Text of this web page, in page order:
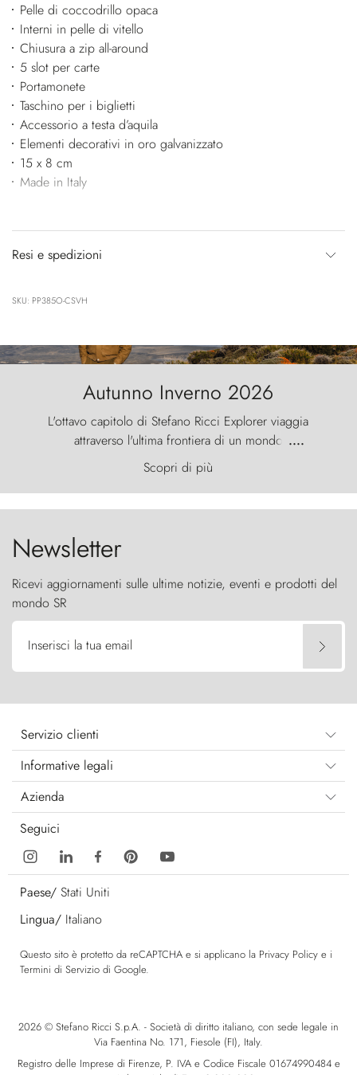
Pelle di coccodrillo opaca
Interni in pelle di vitello
Chiusura a zip all-around
5 slot per carte
Portamonete
Taschino per i biglietti
Accessorio a testa d’aquila
Elementi decorativi in oro galvanizzato
15 x 8 cm
Made in Italy
Resi e spedizioni
SKU: PP385O-CSVH
Autunno Inverno 2026
L'ottavo capitolo di Stefano Ricci Explorer viaggia
attraverso l'ultima frontiera di un mondo
primordiale, dove il vento scolpisce la natura con
furia ancestrale e le Torres del Paine sfidano il
cielo come sentinelle di pietra.
....
Scopri di più
Newsletter
Ricevi aggiornamenti sulle ultime notizie, eventi e prodotti del
mondo SR
Inserisci la tua email
Servizio clienti
Informative legali
Azienda
Seguici
Paese/ Stati Uniti
Lingua/ Italiano
Questo sito è protetto da reCAPTCHA e si applicano la Privacy Policy e i
Termini di Servizio di Google.
2026 © Stefano Ricci S.p.A. - Società di diritto italiano, con sede legale in
Via Faentina No. 171, Fiesole (FI), Italy.
Registro delle Imprese di Firenze, P. IVA e Codice Fiscale 01674990484 e